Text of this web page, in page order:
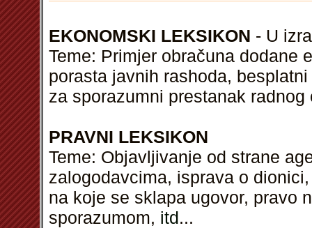
EKONOMSKI LEKSIKON - U
Teme: Primjer obračuna dodane
porasta javnih rashoda,
za sporazumni prestanak
PRAVNI LEKSIKON
Teme: Objavljivanje od strane
zalogodavcima, isprava o
na koje se sklapa ugovor, pravo
sporazumom, itd...